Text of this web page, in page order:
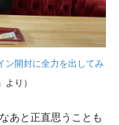
ン開封に全力を出してみ
」より）
あと正直思うことも